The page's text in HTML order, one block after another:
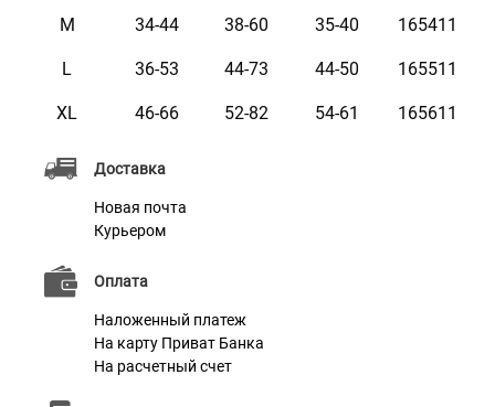
Доставка
Новая почта
Курьером
Оплата
Наложенный платеж
На карту Приват Банка
На расчетный счет
продемонстрировать индивидуальность своего
любимца. Коллекция представлена ​​в 5-ти цветах и ​​6-
M 34-44 38-60 35-40 165411
L 36-53 44-73 44-50 165511
XL 46-66 52-82 54-61 165611